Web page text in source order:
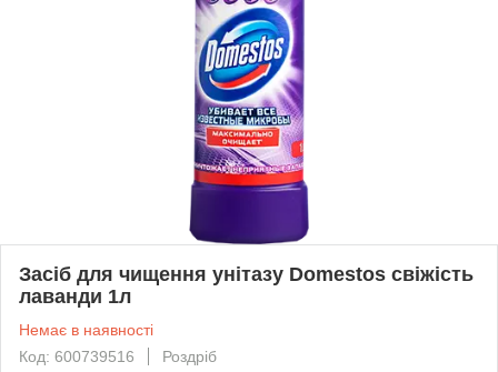
Засіб для чищення унітазу Domestos свіжість
лаванди 1л
Немає в наявності
Код: 600739516
Роздріб